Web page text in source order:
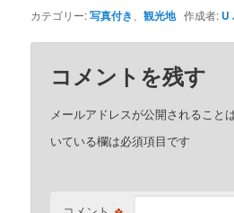
カテゴリー:写真付き 、観光地作成者: U
コメントを残す
メールアドレスが公開されること
いている欄は必須項目です